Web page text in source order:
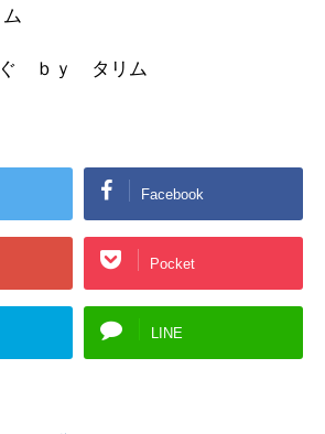
ｂｙ タリム
Facebook
Pocket
LINE